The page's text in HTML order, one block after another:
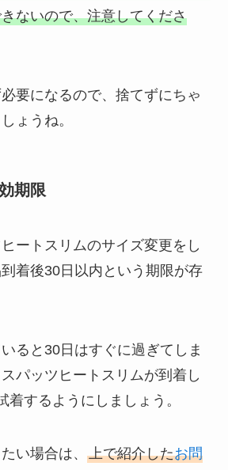
ないので、注意してくださ
要になるので、捨てずにちゃ
ょうね。
期限
ートスリムのサイズ変更をし
着後30日以内という期限が存
ると30日はすぐに過ぎてしま
パッツヒートスリムが到着し
着するようにしましょう。
い場合は、 上で紹介したお問